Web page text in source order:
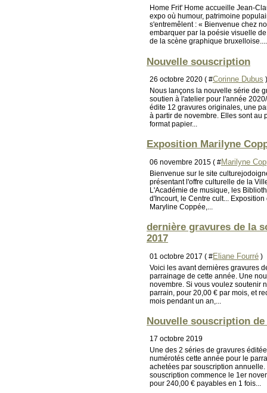
Home Frit' Home accueille Jean-
expo où humour, patrimoine
s'entremêlent : « Bienvenue chez
embarquer par la poésie visuelle
de la scène graphique bruxelloise....
Nouvelle souscription
26 octobre 2020 ( #Corinne Dubus )
Nous lançons la nouvelle série de
soutien à l'atelier pour l'année
édite 12 gravures originales, une
à partir de novembre. Elles sont au
format papier...
Exposition Marilyne
06 novembre 2015 ( #Marilyne
Bienvenue sur le site
présentant l'offre culturelle de la
L'Académie de musique, les
d'Incourt, le Centre cult...
Maryline Coppée,...
dernière gravures de la
2017
01 octobre 2017 ( #Eliane Fourré )
Voici les avant dernières gravures
parrainage de cette année. Une
novembre. Si vous voulez soutenir
parrain, pour 20,00 € par mois, et
mois pendant un an,...
Nouvelle souscription de
17 octobre 2019
Une des 2 séries de gravures
numérotés cette année pour le
achetées par souscription
souscription commence le 1er
pour 240,00 € payables en 1 fois...